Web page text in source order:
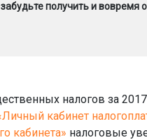
получить и вовремя
налогов за
кабинет
кабинета» налоговые